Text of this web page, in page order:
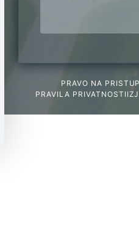
PRAVO NA
PRAVILA PRIVATNOSTI